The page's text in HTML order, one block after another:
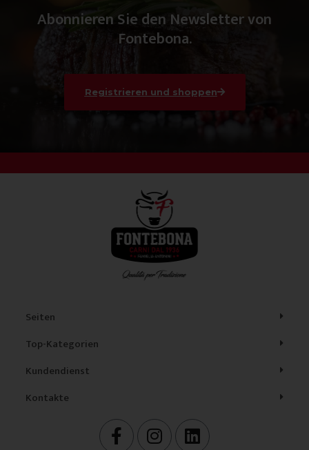
Abonnieren Sie den Newsletter von
Fontebona.
Registrieren und shoppen
Seiten
Top-Kategorien
Kundendienst
Kontakte
F
a
I
n
L
i